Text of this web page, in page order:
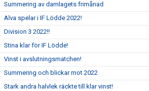
Summering av damlagets frimånad
Alva spelar i IF Lödde 2022!
Division 3 2022!!
Stina klar för IF Lödde!
Vinst i avslutningsmatchen!
Summering och blickar mot 2022
Stark andra halvlek räckte till klar vinst!